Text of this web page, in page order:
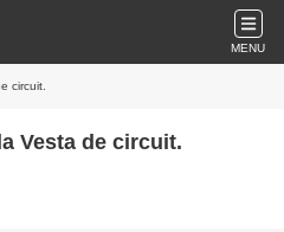
MENU
circuit.
Vesta de circuit.